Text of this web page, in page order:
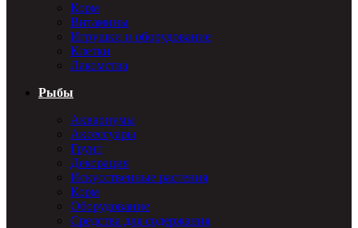
Корм
Витамины
Игрушки и оборудование
Клетки
Лакомства
Рыбы
Аквариумы
Аксессуары
Грунт
Декорация
Искусственные растения
Корм
Оборудование
Средства для содержания